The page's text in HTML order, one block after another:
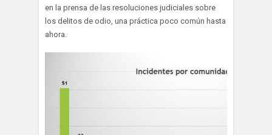
en la prensa de las resoluciones judiciales sobre
los delitos de odio, una práctica poco común hasta
ahora.